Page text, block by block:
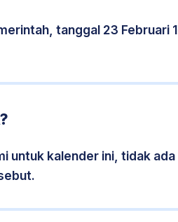
tanggal 23 Februari
untuk kalender ini, tidak